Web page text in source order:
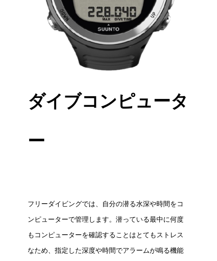
ダイブコンピュータ
ー
フリーダイビングでは、自分の潜る水深や時間をコ
ンピューターで管理します。潜っている最中に何度
もコンピューターを確認することはとてもストレス
なため、指定した深度や時間でアラームが鳴る機能